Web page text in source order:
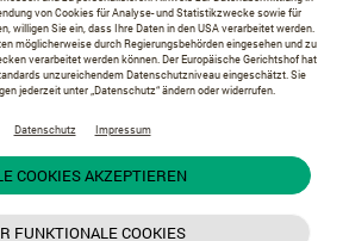
von Cookies für Analyse- und Statistikzwecke sowie für
willigen Sie ein, dass Ihre Daten in den USA verarbeitet werden.
möglicherweise durch Regierungsbehörden eingesehen und zu
verarbeitet werden können. Der Europäische Gerichtshof hat
unzureichendem Datenschutzniveau eingeschätzt. Sie
jederzeit unter „Datenschutz“ ändern oder widerrufen.
Datenschutz Impressum
COOKIES AKZEPTIEREN
FUNKTIONALE COOKIES